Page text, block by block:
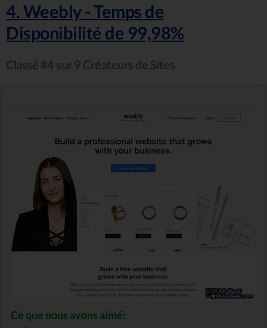
4. Weebly - Temps de
Disponibilité de 99,98%
Classé #4 sur 9 Créateurs de Sites
Ce que nous avons aimé: